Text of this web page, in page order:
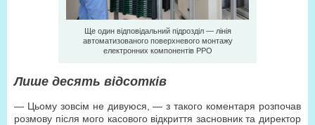
Ще один відповідальний підрозділ — лінія
автоматизованого поверхневого монтажу
електронних компонентів РРО
Лише десять відсотків
— Цьому зовсім не дивуюся, — з такого коментаря розпочав
розмову після мого касового відкриття засновник та директор